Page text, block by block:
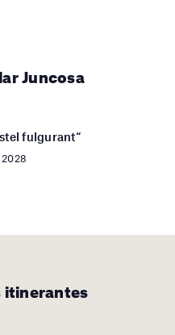
Juncosa
fulgurant“
itinerantes